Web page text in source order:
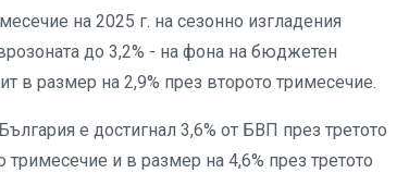
на 2025 г. на сезонно изгладения
до 3,2% - на фона на бюджетен
в размер на 2,9% през второто тримесечие.
е достигнал 3,6% от БВП през третото
и в размер на 4,6% през третото